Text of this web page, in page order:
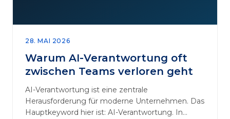
28. MAI 2026
Warum AI-Verantwortung oft
zwischen Teams verloren geht
AI-Verantwortung ist eine zentrale
Herausforderung für moderne Unternehmen. Das
Hauptkeyword hier ist: AI-Verantwortung. In